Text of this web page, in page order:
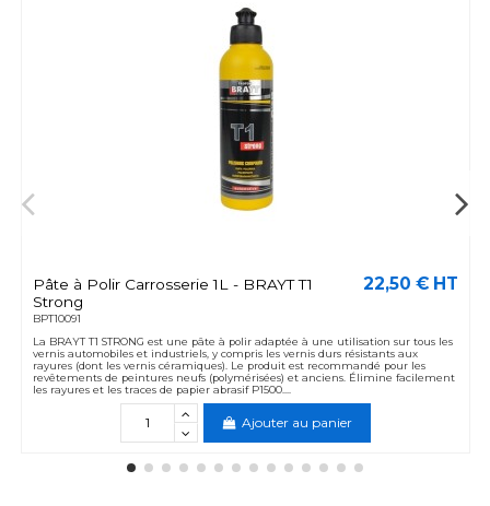
Pâte à Polir Carrosserie 1L - BRAYT T1
Strong
BPT10091
22,50 € HT
La BRAYT T1 STRONG est une pâte à polir adaptée à une utilisation sur tous les
vernis automobiles et industriels, y compris les vernis durs résistants aux
rayures (dont les vernis céramiques). Le produit est recommandé pour les
revêtements de peintures neufs (polymérisées) et anciens. Élimine facilement
les rayures et les traces de papier abrasif P1500....
Ajouter au panier